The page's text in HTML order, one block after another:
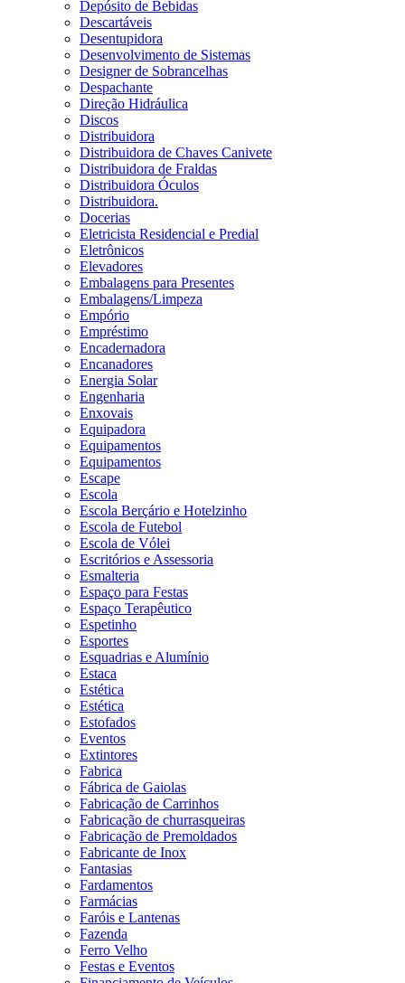
Depósito de Bebidas
Descartáveis
Desentupidora
Desenvolvimento de Sistemas
Designer de Sobrancelhas
Despachante
Direção Hidráulica
Discos
Distribuidora
Distribuidora de Chaves Canivete
Distribuidora de Fraldas
Distribuidora Óculos
Distribuidora.
Docerias
Eletricista Residencial e Predial
Eletrônicos
Elevadores
Embalagens para Presentes
Embalagens/Limpeza
Empório
Empréstimo
Encadernadora
Encanadores
Energia Solar
Engenharia
Enxovais
Equipadora
Equipamentos
Equipamentos
Escape
Escola
Escola Berçário e Hotelzinho
Escola de Futebol
Escola de Vólei
Escritórios e Assessoria
Esmalteria
Espaço para Festas
Espaço Terapêutico
Espetinho
Esportes
Esquadrias e Alumínio
Estaca
Estética
Estética
Estofados
Eventos
Extintores
Fabrica
Fábrica de Gaiolas
Fabricação de Carrinhos
Fabricação de churrasqueiras
Fabricação de Premoldados
Fabricante de Inox
Fantasias
Fardamentos
Farmácias
Faróis e Lantenas
Fazenda
Ferro Velho
Festas e Eventos